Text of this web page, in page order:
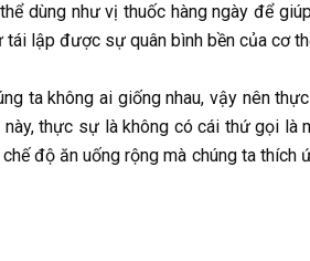
dùng như vị thuốc hàng ngày để
lập được sự quân bình bền của cơ
ta không ai giống nhau, vậy nên
thực sự là không có cái thứ gọi là
độ ăn uống rộng mà chúng ta thích